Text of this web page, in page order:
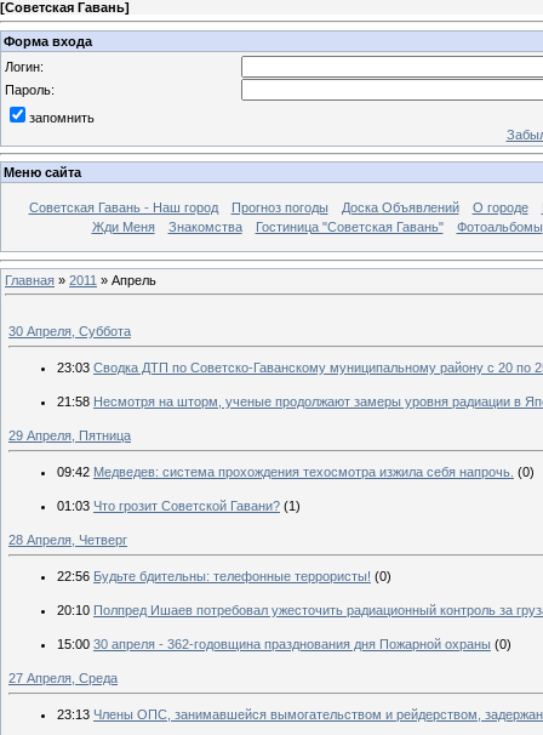
[Советская Гавань]
Форма входа
Логин:
Пароль:
запомнить
Меню сайта
Советская Гавань - Наш город Прогноз погоды Доска Объявлений О городе
Жди Меня
Знакомства Гостиница "Советская Гавань" Фотоальбомы
Главная » 2011 » Апрель
30 Апреля, Суббота
23:03 Сводка ДТП по Советско-Гаванскому муниципальному району с 20 по
21:58 Несмотря на шторм, ученые продолжают замеры уровня радиации в
29 Апреля, Пятница
09:42 Медведев: система прохождения техосмотра изжила себя напрочь. (0)
01:03 Что грозит Советской Гавани? (1)
28 Апреля, Четверг
22:56 Будьте бдительны: телефонные террористы! (0)
20:10 Полпред Ишаев потребовал ужесточить радиационный контроль за
15:00 30 апреля - 362-годовщина празднования дня Пожарной охраны (0)
27 Апреля, Среда
23:13 Члены ОПС, занимавшейся вымогательством и рейдерством,